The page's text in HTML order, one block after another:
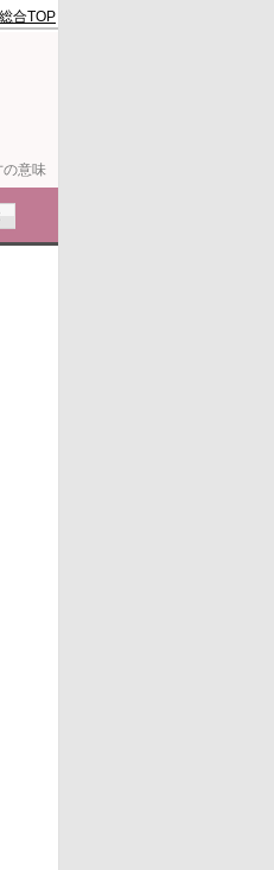
の意味
合TOP